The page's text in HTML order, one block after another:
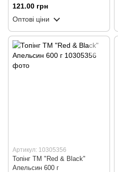
121.00 грн
Оптові ціни
Артикул: 10305356
Топінг ТМ "Red & Black"
Апельсин 600 г